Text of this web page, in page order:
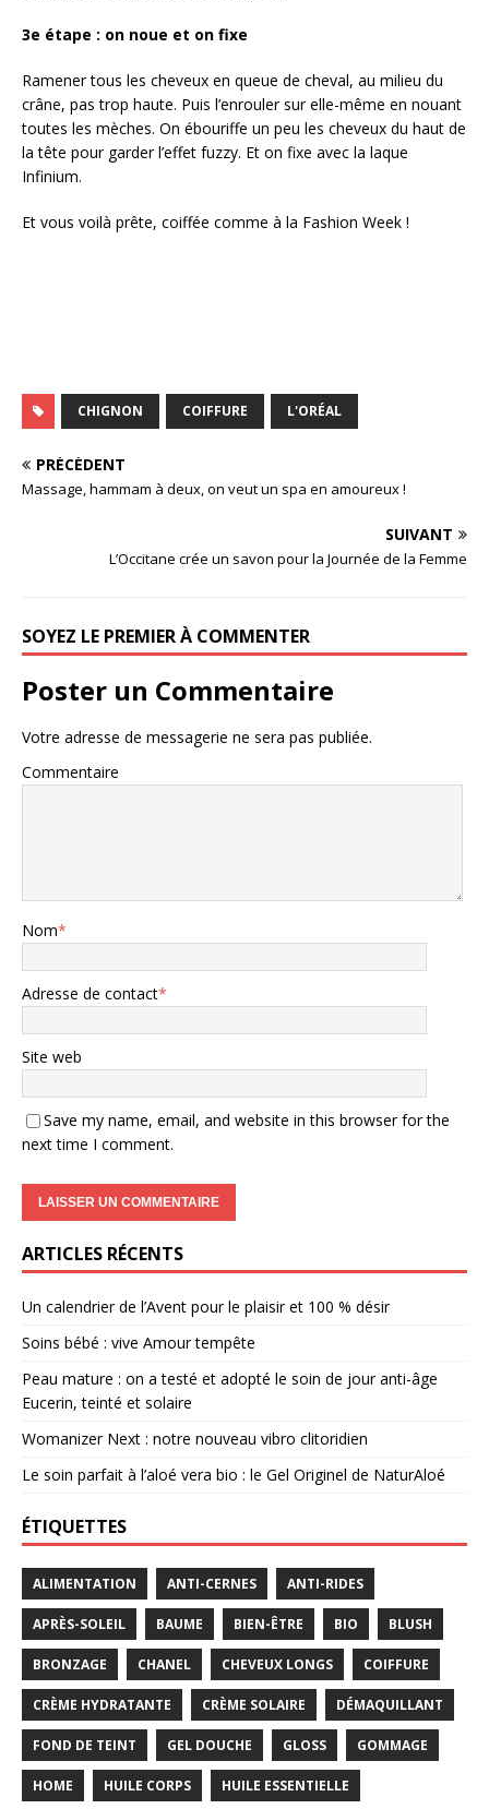
3e étape : on noue et on fixe
Ramener tous les cheveux en queue de cheval, au milieu du
crâne, pas trop haute. Puis l’enrouler sur elle-même en nouant
toutes les mèches. On ébouriffe un peu les cheveux du haut de
la tête pour garder l’effet fuzzy. Et on fixe avec la laque
Infinium.
Et vous voilà prête, coiffée comme à la Fashion Week !
CHIGNON COIFFURE L'ORÉAL
PRÉCÉDENT
Massage, hammam à deux, on veut un spa en amoureux !
SUIVANT
L’Occitane crée un savon pour la Journée de la Femme
SOYEZ LE PREMIER À COMMENTER
Poster un Commentaire
Votre adresse de messagerie ne sera pas publiée.
Commentaire
Nom*
Adresse de contact*
Site web
Save my name, email, and website in this browser for the
next time I comment.
ARTICLES RÉCENTS
Un calendrier de l’Avent pour le plaisir et 100 % désir
Soins bébé : vive Amour tempête
Peau mature : on a testé et adopté le soin de jour anti-âge
Eucerin, teinté et solaire
Womanizer Next : notre nouveau vibro clitoridien
Le soin parfait à l’aloé vera bio : le Gel Originel de NaturAloé
ÉTIQUETTES
ALIMENTATION ANTI-CERNES ANTI-RIDES
APRÈS-SOLEIL BAUME BIEN-ÊTRE BIO BLUSH
BRONZAGE CHANEL CHEVEUX LONGS COIFFURE
CRÈME HYDRATANTE CRÈME SOLAIRE DÉMAQUILLANT
FOND DE TEINT GEL DOUCHE GLOSS GOMMAGE
HOME HUILE CORPS HUILE ESSENTIELLE